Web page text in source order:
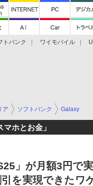
トバンク ワイモバイル
ア ソフトバンク Galaxy
ホとお金」
」が月額3円
を実現できたワ